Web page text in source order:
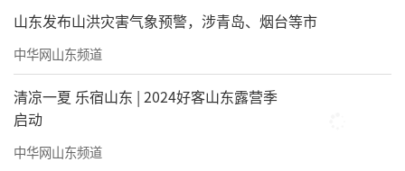
山东发布山洪灾害气象预警，涉青岛、烟台等市
中华网山东频道
清凉一夏 乐宿山东 | 2024好客山东露营季
启动
中华网山东频道